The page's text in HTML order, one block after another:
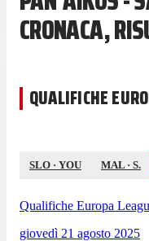
CRONACA,
QUALIFICHE
SLO · YOU MAL · S.
Qualifiche Europa
giovedì 21 agosto 2025